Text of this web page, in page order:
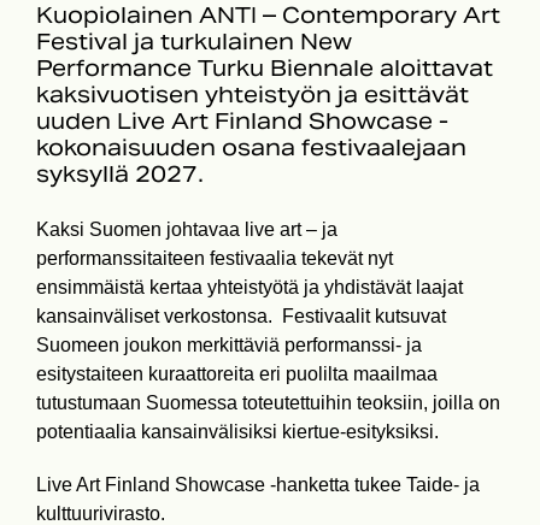
Kuopiolainen ANTI – Contemporary Art
Festival ja turkulainen New
Performance Turku Biennale aloittavat
kaksivuotisen yhteistyön ja esittävät
uuden Live Art Finland Showcase -
kokonaisuuden osana festivaalejaan
syksyllä 2027.
Kaksi Suomen johtavaa live art – ja
performanssitaiteen festivaalia tekevät nyt
ensimmäistä kertaa yhteistyötä ja yhdistävät laajat
kansainväliset verkostonsa. Festivaalit kutsuvat
Suomeen joukon merkittäviä performanssi- ja
esitystaiteen kuraattoreita eri puolilta maailmaa
tutustumaan Suomessa toteutettuihin teoksiin, joilla on
potentiaalia kansainvälisiksi kiertue-esityksiksi.
Live Art Finland Showcase -hanketta tukee Taide- ja
kulttuurivirasto.